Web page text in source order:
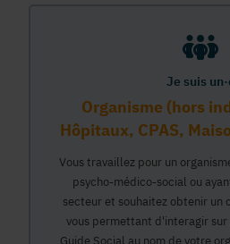
Je suis
Organisme (hors
Hôpitaux, CPAS,
Vous travaillez pour un
psycho-médico-social ou
secteur et souhaitez obtenir un
vous permettant d'interagir
Guide Social au nom de votre